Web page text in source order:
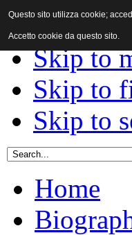
Skip to
Skip to
Skip to
Skip to
Home
Questo sito utilizza cookie;
Accetto cookie da questo sito.